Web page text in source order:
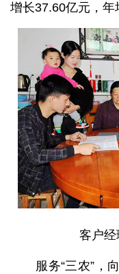
增长37.60亿元，年
客户
服务“三农”，向